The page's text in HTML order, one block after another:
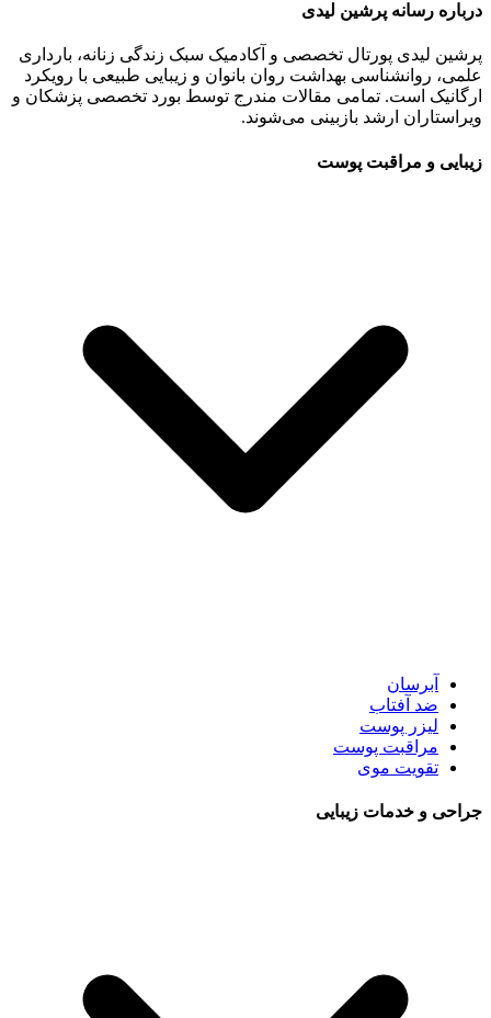
درباره رسانه پرشین لیدی
پرشین لیدی پورتال تخصصی و آکادمیک سبک زندگی زنانه، بارداری
علمی، روانشناسی بهداشت روان بانوان و زیبایی طبیعی با رویکرد
ارگانیک است. تمامی مقالات مندرج توسط بورد تخصصی پزشکان و
ویراستاران ارشد بازبینی می‌شوند.
زیبایی و مراقبت پوست
آبرسان
ضد آفتاب
لیزر پوست
مراقبت پوست
تقویت موی
جراحی و خدمات زیبایی